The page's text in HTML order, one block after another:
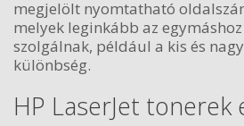
megjelölt nyomtatható
melyek leginkább az
szolgálnak, például a kis és
különbség.
HP LaserJet tonerek